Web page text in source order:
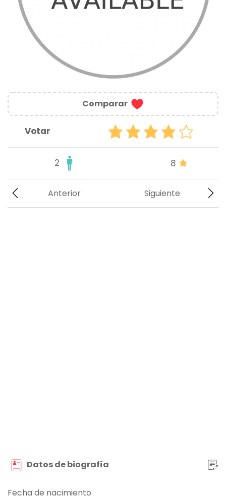
Comparar
Votar
2 8
Siguiente
Anterior
Datos de biografía
Fecha de nacimiento